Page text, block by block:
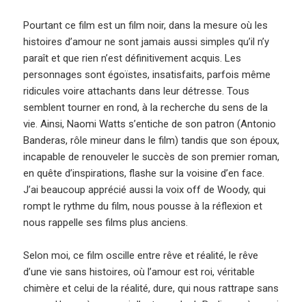
Pourtant ce film est un film noir, dans la mesure où les
histoires d’amour ne sont jamais aussi simples qu’il n’y
paraît et que rien n’est définitivement acquis. Les
personnages sont égoïstes, insatisfaits, parfois même
ridicules voire attachants dans leur détresse. Tous
semblent tourner en rond, à la recherche du sens de la
vie. Ainsi, Naomi Watts s’entiche de son patron (Antonio
Banderas, rôle mineur dans le film) tandis que son époux,
incapable de renouveler le succès de son premier roman,
en quête d’inspirations, flashe sur la voisine d’en face.
J’ai beaucoup apprécié aussi la voix off de Woody, qui
rompt le rythme du film, nous pousse à la réflexion et
nous rappelle ses films plus anciens.
Selon moi, ce film oscille entre rêve et réalité, le rêve
d’une vie sans histoires, où l’amour est roi, véritable
chimère et celui de la réalité, dure, qui nous rattrape sans